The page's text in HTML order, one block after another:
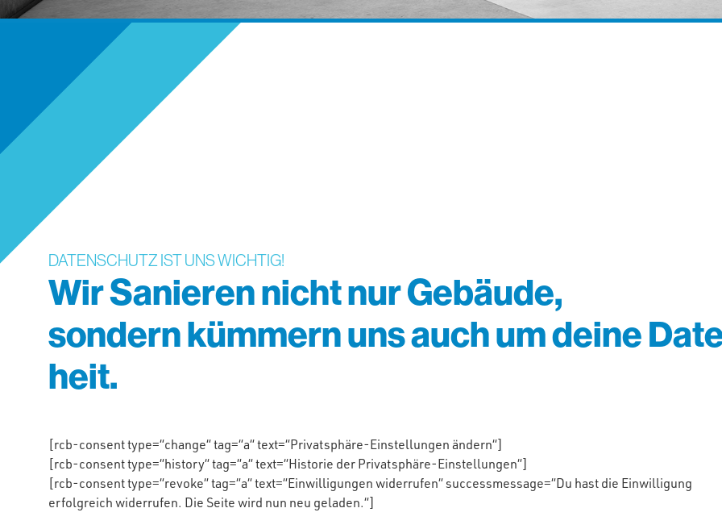
DATENSCHUTZ IST UNS WICHTIG!
Wir Sanieren nicht nur Gebäude,
sondern kümmern uns auch um deine
heit.
[rcb-consent type=“change“ tag=“a“ text=“Privatsphäre-Einstellungen ändern“]
[rcb-consent type=“history“ tag=“a“ text=“Historie der Privatsphäre-Einstellungen“]
[rcb-consent type=“revoke“ tag=“a“ text=“Einwilligungen widerrufen“ successmessage=“Du hast die Einwilligung
erfolgreich widerrufen. Die Seite wird nun neu geladen.“]